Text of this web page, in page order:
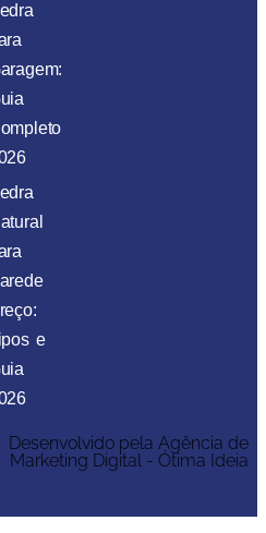
e
Desenvolvido pela Agência de
Marketing Digital - Ótima Ideia